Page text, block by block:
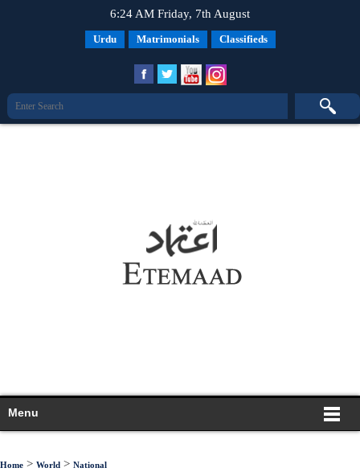
6:24 AM Friday, 7th August
Urdu Matrimonials Classifieds
Menu
Home > World > National